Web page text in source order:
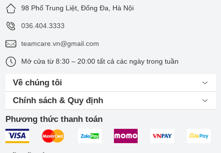
98 Phố Trung Liệt, Đống Đa, Hà Nội
036.404.3333
teamcare.vn@gmail.com
Mở cửa từ 8:30 – 20:00 tất cả các ngày trong tuần
Về chúng tôi
Chính sách & Quy định
Phương thức thanh toán